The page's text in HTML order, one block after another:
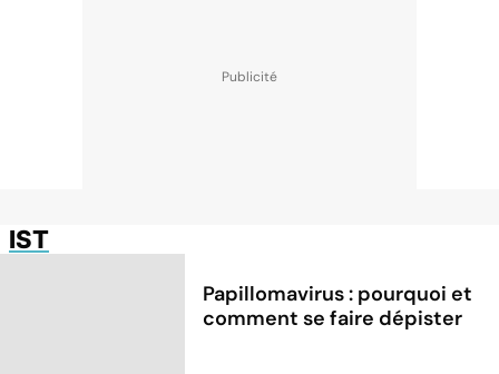
IST
Papillomavirus : pourquoi et
comment se faire dépister